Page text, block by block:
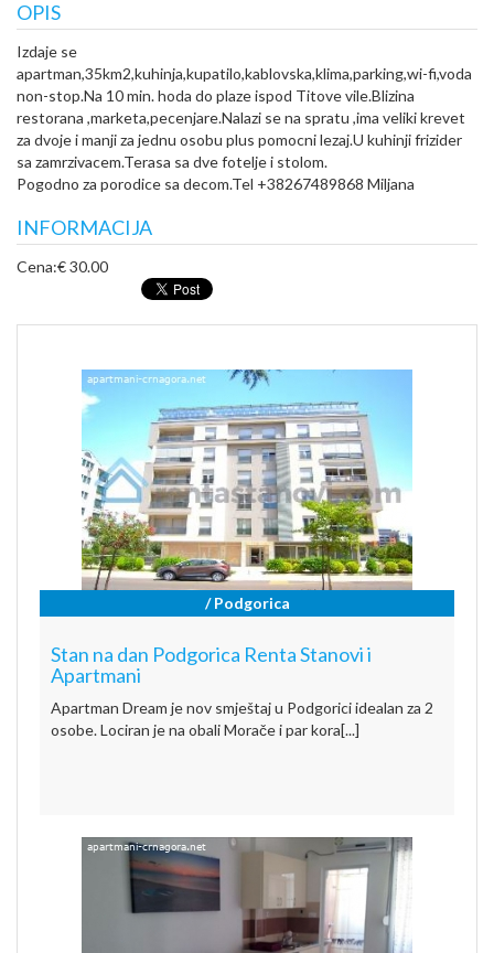
OPIS
Izdaje se
apartman,35km2,kuhinja,kupatilo,kablovska,klima,parking,wi-fi,voda
non-stop.Na 10 min. hoda do plaze ispod Titove vile.Blizina
restorana ,marketa,pecenjare.Nalazi se na spratu ,ima veliki krevet
za dvoje i manji za jednu osobu plus pomocni lezaj.U kuhinji frizider
sa zamrzivacem.Terasa sa dve fotelje i stolom.
Pogodno za porodice sa decom.Tel +38267489868 Miljana
INFORMACIJA
Cena:€ 30.00
/ Podgorica
Stan na dan Podgorica Renta Stanovi i
Apartmani
Apartman Dream je nov smještaj u Podgorici idealan za 2
osobe. Lociran je na obali Morače i par kora[...]